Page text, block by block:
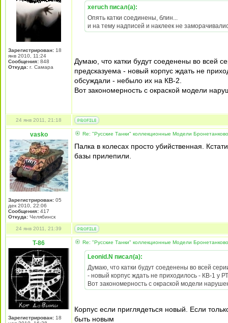
Зарегистрирован: 18
янв 2010, 11:24
Сообщения: 848
Откуда: г. Самара
xeruch писал(а):
Опять катки соединены, блин...
и на тему надписей и наклеек не
Думаю, что катки будут соеденены во всей
предсказуема - новый корпус ждать не
обсуждали - небыло их на КВ-2.
Вот закономерность с окраской модели
24 янв 2011, 21:18
vasko
Зарегистрирован: 05
дек 2010, 22:06
Сообщения: 417
Откуда: Челябинск
Re: "Русские Танки" коллекционные Модели
Палка в колесах просто убийственная.
базы прилепили.
24 янв 2011, 21:39
T-86
Зарегистрирован: 18
Re: "Русские Танки" коллекционные Модели
Leonid.N писал(а):
Думаю, что катки будут соеденены во всей
- новый корпус ждать не приходилось - КВ-1 у
Вот закономерность с окраской модели
Корпус если приглядеться новый. Если
быть новым